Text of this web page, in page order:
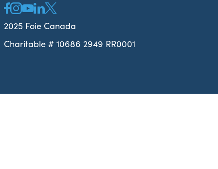
2025 Foie Canada
Charitable # 10686 2949 RR0001